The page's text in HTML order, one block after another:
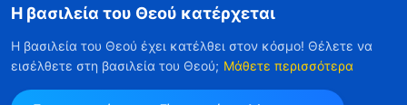
Η βασιλεία του Θεού κατέρχεται
Η βασιλεία του Θεού έχει κατέλθει στον κόσμο! Θέλετε να
εισέλθετε στη βασιλεία του Θεού; Μάθετε περισσότερα